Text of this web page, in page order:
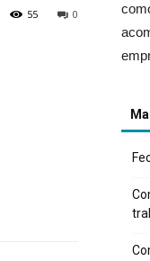
0
55